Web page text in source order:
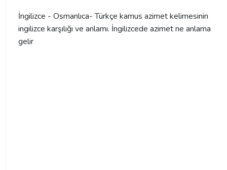
İngilizce - Osmanlıca- Türkçe kamus azimet kelimesinin
ingilizce karşılığı ve anlamı. İngilizcede azimet ne anlama
gelir